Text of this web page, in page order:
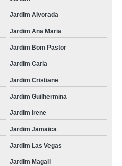
Vila Dayse
Jardim são caetano
Jardim do Carmo
iris
São caetano do sul
Vila Scarpelli
Jardim Alvorada
Jardim Ana Maria
Jardim Bom Pastor
Jardim Carla
Jardim Cristiane
Jardim Guilhermina
Jardim Irene
Jardim Jamaica
Jardim Las Vegas
Jardim Magali